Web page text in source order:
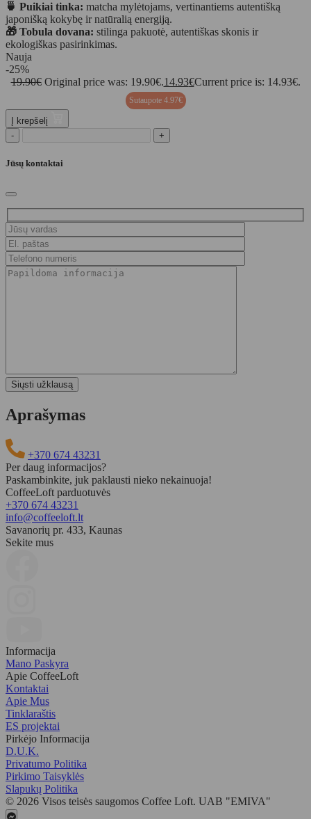
🍵 Puikiai tinka: matcha mylėtojams, vertinantiems autentišką
japonišką kokybę ir natūralią energiją.
🎁 Tobula dovana: stilinga pakuotė, autentiškas skonis ir
ekologiškas pasirinkimas.
Nauja
-25%
19.90€ Original price was: 19.90€.14.93€Current price is: 14.93€.
Sutaupote 4.97€
Į krepšelį
-
+
Jūsų kontaktai
Aprašymas
+370 674 43231
Per daug informacijos?
Paskambinkite, juk paklausti nieko nekainuoja!
Klientų atsiliepimai
BARÚ Premium Barista Matcha Organic 36g
CoffeeLoft parduotuvės
+370 674 43231
info@coffeeloft.lt
Savanorių pr. 433, Kaunas
Sekite mus
Informacija
Mano Paskyra
Apie CoffeeLoft
Kontaktai
Apie Mus
Tinklaraštis
ES projektai
Pirkėjo Informacija
D.U.K.
Privatumo Politika
Pirkimo Taisyklės
Slapukų Politika
© 2026 Visos teisės saugomos Coffee Loft. UAB "EMIVA"